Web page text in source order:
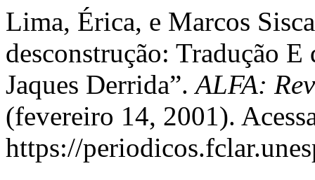
Lima, Érica, e Marcos
desconstrução: Tradução
Jaques Derrida”.ALFA:
(fevereiro 14, 2001).
https://